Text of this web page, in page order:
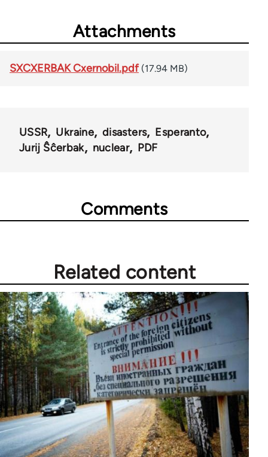
Attachments
SXCXERBAK Cxernobil.pdf (17.94 MB)
USSR Ukraine disasters
Esperanto
Jurij Ŝĉerbak
nuclear PDF
Comments
Related content